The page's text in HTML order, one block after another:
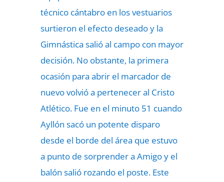
técnico cántabro en los vestuarios
surtieron el efecto deseado y la
Gimnástica salió al campo con mayor
decisión. No obstante, la primera
ocasión para abrir el marcador de
nuevo volvió a pertenecer al Cristo
Atlético. Fue en el minuto 51 cuando
Ayllón sacó un potente disparo
desde el borde del área que estuvo
a punto de sorprender a Amigo y el
balón salió rozando el poste. Este